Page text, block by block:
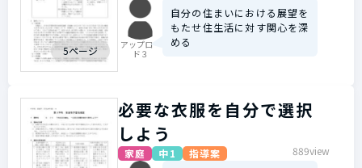
5ページ
アップロー
ド３
自分の住まいにおける展望を
もたせ住生活に対す関心を深
める
必要な衣服を自分で選択
しよう
家庭 中1 指導案 889view